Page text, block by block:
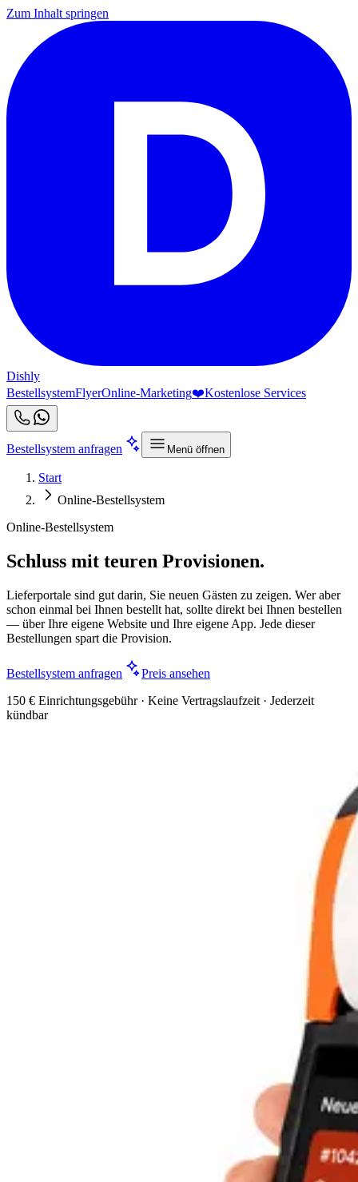
Zum Inhalt springen
Dishly
BestellsystemFlyerOnline-Marketing❤️Kostenlose Services
Bestellsystem anfragen Menü öffnen
Start
Online-Bestellsystem
Online-Bestellsystem
Schluss mit teuren Provisionen.
Lieferportale sind gut darin, Sie neuen Gästen zu zeigen. Wer aber
schon einmal bei Ihnen bestellt hat, sollte direkt bei Ihnen bestellen
— über Ihre eigene Website und Ihre eigene App. Jede dieser
Bestellungen spart die Provision.
Bestellsystem anfragen
Preis ansehen
150 € Einrichtungsgebühr · Keine Vertragslaufzeit · Jederzeit
kündbar